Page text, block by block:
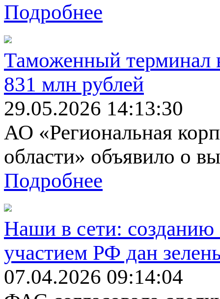
Подробнее
Таможенный терминал
831 млн рублей
29.05.2026 14:13:30
АО «Региональная
области» объявило о
Подробнее
Наши в сети: созданию
участием РФ дан
07.04.2026 09:14:04